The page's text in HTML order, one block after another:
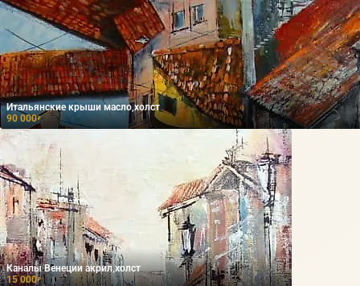
Итальянские крыши масло,холст
90 000₽
Каналы Венеции акрил,холст
15 000₽